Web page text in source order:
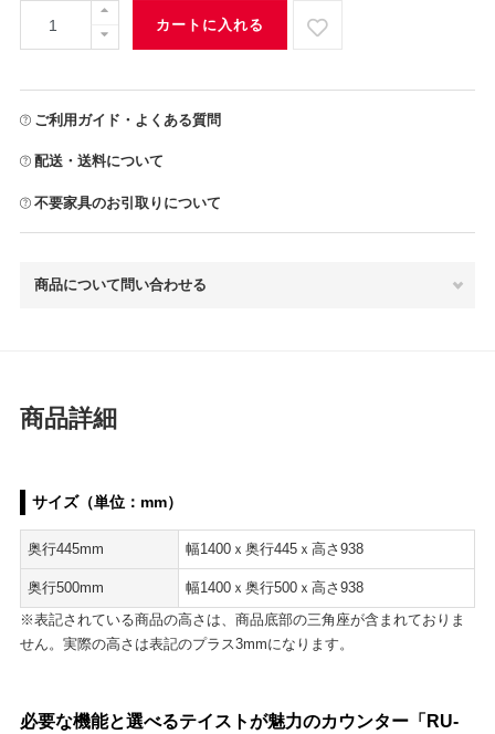
カートに入れる
ご利用ガイド・よくある質問
配送・送料について
不要家具のお引取りについて
商品について問い合わせる
商品詳細
サイズ（単位：mm）
奥行445mm 幅1400ｘ奥行445ｘ高さ938
奥行500mm
幅1400ｘ奥行500ｘ高さ938
※表記されている商品の高さは、商品底部の三角座が含まれておりま
せん。実際の高さは表記のプラス3mmになります。
必要な機能と選べるテイストが魅力のカウンター「RU-